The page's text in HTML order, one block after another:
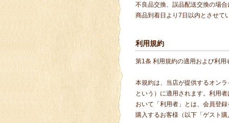
不良品交換、誤品配送交換の場
商品到着日より7日以内とさせて
利用規約
第1条 利用規約の適用および利用
本規約は、当店が提供するオン
という）に適用されます。利用
おいて「利用者」とは、会員登
購入するお客様（以下「ゲスト